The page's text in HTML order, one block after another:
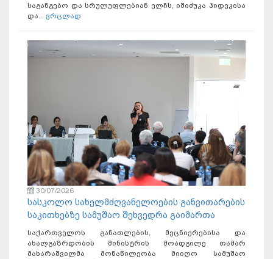
საგანგებო და სრულუფლებიან ელჩს, იშიძუკა ჰიდეკისა
და... ვრცლად
30/07/2026
სასკოლო სახელმძღვანელოების განვითარების
საკითხებზე სამუშაო შეხვედრა გაიმართა
საქართველოს განათლების, მეცნიერებისა და
ახალგაზრდობის მინისტრის მოადგილე თამარ
მახარაშვილმა მონაწილეობა მიიღო სამუშაო